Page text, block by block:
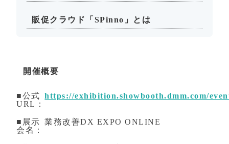
販促クラウド「SPinno」とは
開催概要
■公式
URL：
https://exhibition.showbooth.dmm.com/
■展示
会名：
業務改善DX EXPO ONLINE